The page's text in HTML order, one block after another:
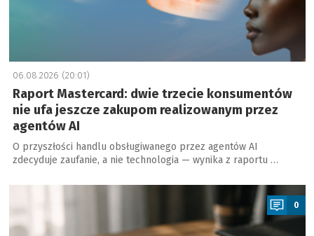
06.08.2026 (20:01)
Raport Mastercard: dwie trzecie konsumentów
nie ufa jeszcze zakupom realizowanym przez
agentów AI
O przyszłości handlu obsługiwanego przez agentów AI
zdecyduje zaufanie, a nie technologia — wynika z raportu …
a
0